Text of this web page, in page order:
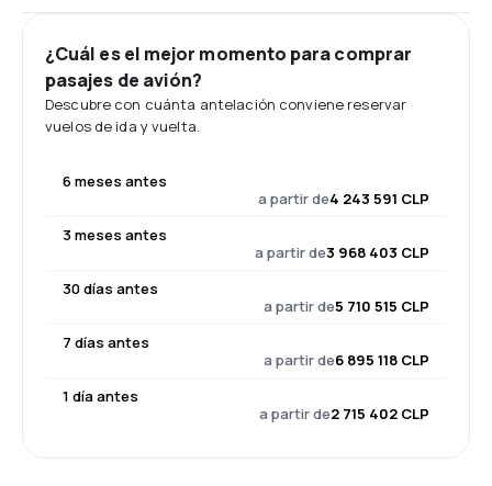
¿Cuál es el mejor momento para comprar
pasajes de avión?
Descubre con cuánta antelación conviene reservar
vuelos de ida y vuelta.
6 meses antes
a partir de4 243 591 CLP
3 meses antes
a partir de3 968 403 CLP
30 días antes
a partir de5 710 515 CLP
7 días antes
a partir de6 895 118 CLP
1 día antes
a partir de2 715 402 CLP